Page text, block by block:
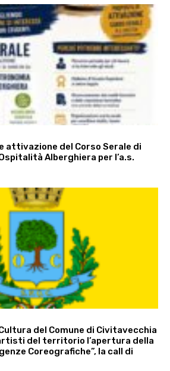
attivazione del Corso Serale di
Alberghiera per l’a.s.
del Comune di Civitavecchia
del territorio l’apertura della
Coreografiche”, la call di